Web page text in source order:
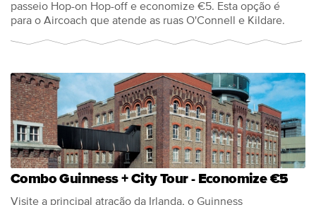
passeio Hop-on Hop-off e economize €5. Esta opção é
para o Aircoach que atende as ruas O'Connell e Kildare.
Combo Guinness + City Tour - Economize €5
Visite a principal atração da Irlanda, o Guinness